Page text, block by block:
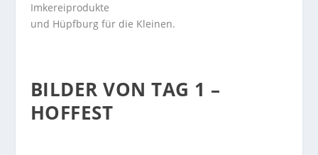
Imkereiprodukte
und Hüpfburg für die Kleinen.
BILDER VON TAG 1 –
HOFFEST